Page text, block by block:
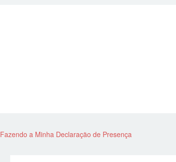
Fazendo a Minha Declaração de Presença